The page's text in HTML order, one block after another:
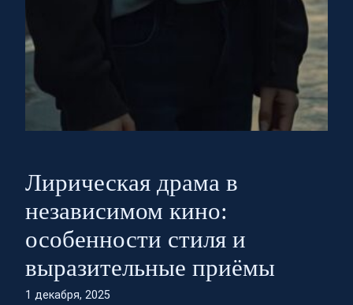
Лирическая драма в
независимом кино:
особенности стиля и
выразительные приёмы
1 декабря, 2025